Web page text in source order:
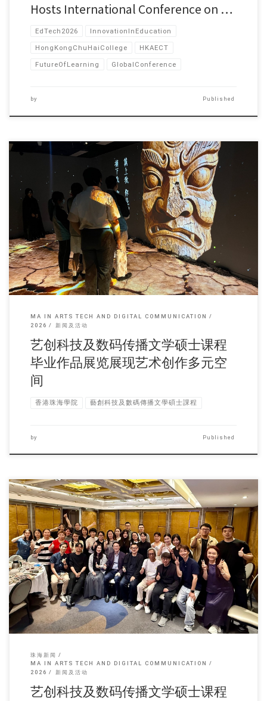
Hosts International Conference on …
EdTech2026 InnovationInEducation
HongKongChuHaiCollege HKAECT
FutureOfLearning GlobalConference
by Published
本次作品展在五月份汇 […]
MA IN ARTS TECH AND DIGITAL COMMUNICATION
2026
新闻及活动
艺创科技及数码传播文学硕士课程
毕业作品展览展现艺术创作多元空
间
香港珠海學院 藝創科技及數碼傳播文學碩士課程
by Published
每年五月又是赶作业， […]
珠海新闻
MA IN ARTS TECH AND DIGITAL COMMUNICATION
2026
新闻及活动
艺创科技及数码传播文学硕士课程